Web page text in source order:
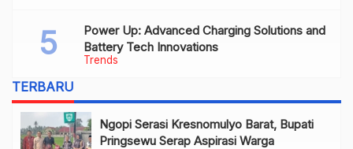
Trends
Power Up: Advanced Charging Solutions and
Battery Tech Innovations
TERBARU
Ngopi Serasi Kresnomulyo Barat, Bupati
Pringsewu Serap Aspirasi Warga